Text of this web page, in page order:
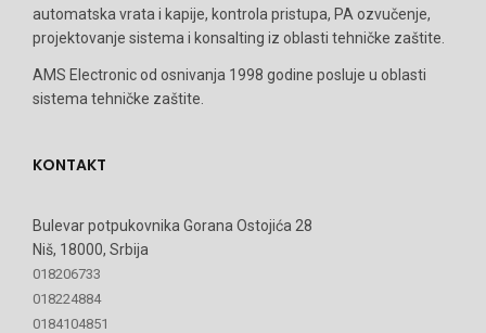
automatska vrata i kapije, kontrola pristupa, PA ozvučenje,
projektovanje sistema i konsalting iz oblasti tehničke zaštite.
AMS Electronic od osnivanja 1998 godine posluje u oblasti
sistema tehničke zaštite.
KONTAKT
Bulevar potpukovnika Gorana Ostojića 28
Niš, 18000, Srbija
018206733
018224884
0184104851